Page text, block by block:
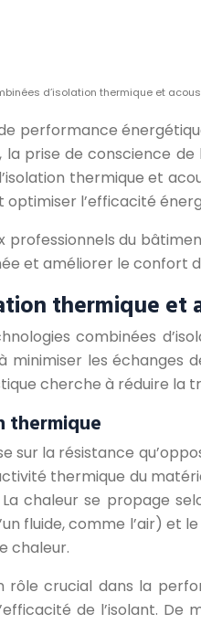
d’isolation thermique et
performance
la prise de conscience
thermique et
l’efficacité
professionnels du
et améliorer le confort
thermique et
combinées
minimiser les
cherche à réduire
thermique
sur la résistance
thermique du
chaleur se propage
fluide, comme l’air) et
chaleur.
rôle crucial dans la
de l’isolant.